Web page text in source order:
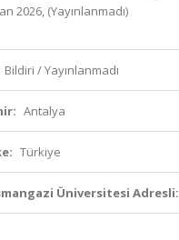
2026, (Yayınlanmadı)
Bildiri / Yayınlanmadı
Antalya
Türkiye
Üniversitesi Adresli: